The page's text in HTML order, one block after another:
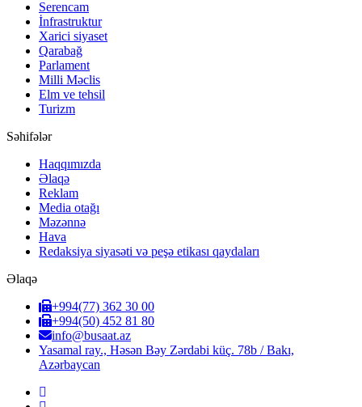
Serencam
İnfrastruktur
Xarici siyaset
Qarabağ
Parlament
Milli Məclis
Elm ve tehsil
Turizm
Səhifələr
Haqqımızda
Əlaqə
Reklam
Media otağı
Məzənnə
Hava
Redaksiya siyasəti və peşə etikası qaydaları
Əlaqə
+994(77) 362 30 00
+994(50) 452 81 80
info@busaat.az
Yasamal ray., Həsən Bəy Zərdabi küç. 78b / Bakı,
Azərbaycan